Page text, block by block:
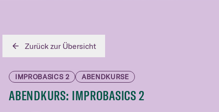
Zurück zur Übersicht
IMPROBASICS 2 ABENDKURSE
ABENDKURS: IMPROBASICS 2